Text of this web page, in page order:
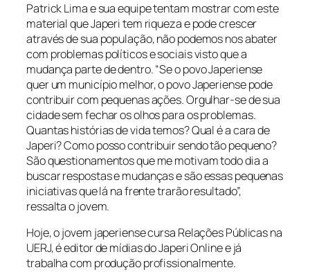
Patrick Lima e sua equipe tentam mostrar com este
material que Japeri tem riqueza e pode crescer
através de sua população, não podemos nos abater
com problemas políticos e sociais visto que a
mudança parte de dentro. “Se o povo Japeriense
quer um município melhor, o povo Japeriense pode
contribuir com pequenas ações. Orgulhar-se de sua
cidade sem fechar os olhos para os problemas.
Quantas histórias de vida temos? Qual é a cara de
Japeri? Como posso contribuir sendo tão pequeno?
São questionamentos que me motivam todo dia a
buscar respostas e mudanças e são essas pequenas
iniciativas que lá na frente trarão resultado”,
ressalta o jovem.
Hoje, o jovem japeriense cursa Relações Públicas na
UERJ, é editor de mídias do Japeri Online e já
trabalha com produção profissionalmente.